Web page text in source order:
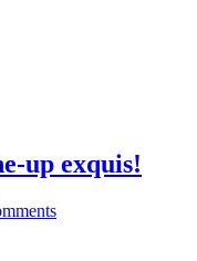
up exquis!